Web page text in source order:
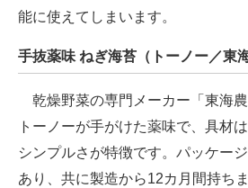
建設×テクノロジーの最前線
ちょっと気になるネットの話題
能に使えてしまいます。
手抜薬味 ねぎ海苔（トーノー／東
乾燥野菜の専門メーカー「東海
トーノーが手がけた薬味で、具材
シンプルさが特徴です。パッケー
あり、共に製造から12カ月間持ちま